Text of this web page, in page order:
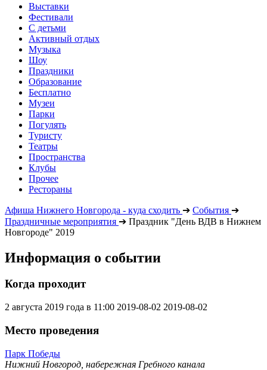
Выставки
Фестивали
С детьми
Активный отдых
Музыка
Шоу
Праздники
Образование
Бесплатно
Музеи
Парки
Погулять
Туристу
Театры
Пространства
Клубы
Прочее
Рестораны
Афиша Нижнего Новгорода - куда сходить ➔ События ➔
Праздничные мероприятия ➔ Праздник "День ВДВ в Нижнем
Новгороде" 2019
Информация о событии
Когда проходит
2 августа 2019 года в 11:00 2019-08-02 2019-08-02
Место проведения
Парк Победы
Нижний Новгород, набережная Гребного канала